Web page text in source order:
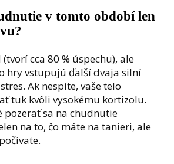
v tomto období len
cca 80 % úspechu), ale
hry vstupujú ďalší dvaja silní
Ak nespíte, vaše telo
tuk kvôli vysokému kortizolu.
pozerať sa na chudnutie
na to, čo máte na tanieri, ale